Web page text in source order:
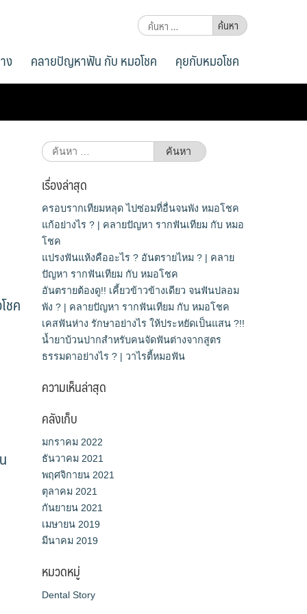
ค้นหา
สำหรับ:
ง คลายปัญหาฟัน กับ หมอโชค คุยกับหมอโชค
ชค
ค้นหา
สำหรับ:
เรื่องล่าสุด
ครอบรากเทียมหลุด ไปซ่อมที่อื่นจนพัง หมอโชค
แก้อย่างไร ? | คลายปัญหา รากฟันเทียม กับ หมอ
โชค
แปรงฟันแห้งคืออะไร ? อันตรายไหม ? | คลาย
ปัญหา รากฟันเทียม กับ หมอโชค
อันตรายต้องดู!! เคี้ยวข้าวข้างเดียว จนฟันปลอม
พัง ? | คลายปัญหา รากฟันเทียม กับ หมอโชค
เคสฟันห่าง รักษาอย่างไร ให้ประหยัดเป็นแสน ?!!
น้ำยาบ้วนปากสำหรับคนจัดฟันต่างจากสูตร
ธรรมดาอย่างไร ? | วาไรตี้หมอฟัน
ความเห็นล่าสุด
คลังเก็บ
มกราคม 2022
ธันวาคม 2021
พฤศจิกายน 2021
ตุลาคม 2021
กันยายน 2021
เมษายน 2019
มีนาคม 2019
หมวดหมู่
Dental Story